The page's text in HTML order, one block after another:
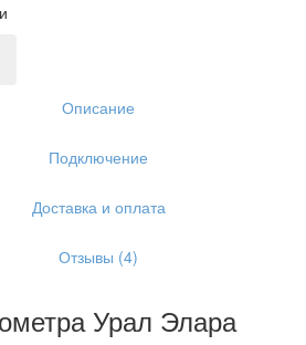
Описание
Подключение
Доставка и оплата
Отзывы (4)
Урал Элара